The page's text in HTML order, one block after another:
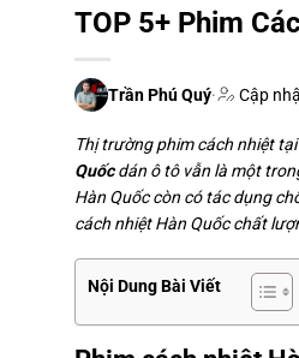
TOP 5+ Phim
Trần Phú Quý· Cập
Thị trường phim cách nhiệt
Quốcdán ô tôvẫn là một
Hàn Quốc còn có tác dụng
cách nhiệt Hàn Quốc chất
Nội Dung Bài Viết